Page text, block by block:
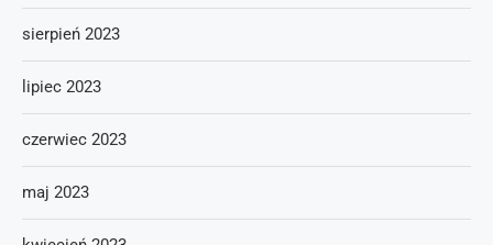
sierpień 2023
lipiec 2023
czerwiec 2023
maj 2023